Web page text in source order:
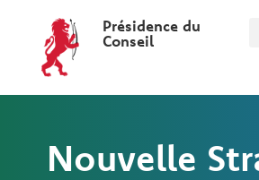
Présidence du
Conseil
Nouvelle